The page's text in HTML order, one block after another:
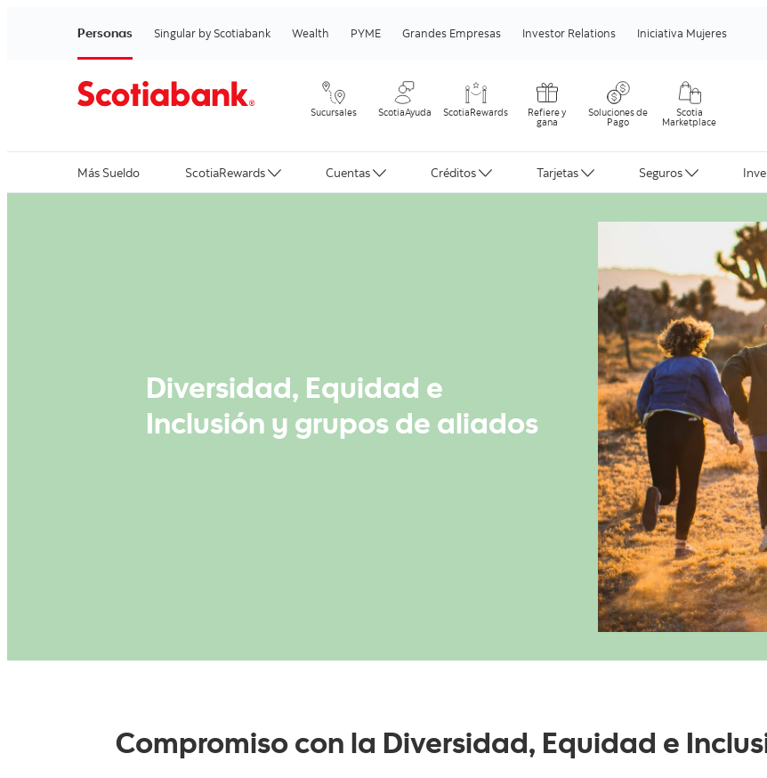
Personas Singular by Scotiabank Wealth PYME Grandes Empresas Investor Relations Iniciativa Mujeres
Sucursales ScotiaAyuda ScotiaRewards
Refiere y
gana
Soluciones de
Pago
Scotia
Marketplace
Más Sueldo ScotiaRewards Cuentas Créditos Tarjetas Seguros
Diversidad, Equidad e
Inclusión y grupos de aliados
Compromiso con la Diversidad, Equidad e